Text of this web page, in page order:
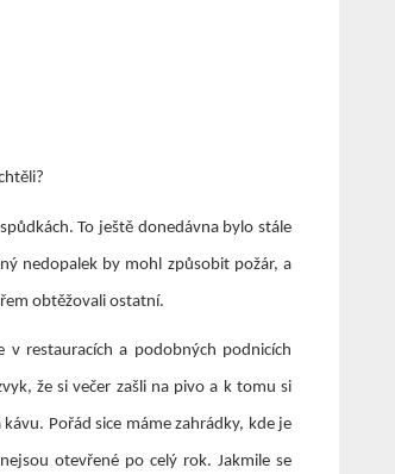
To ještě donedávna bylo stále
nedopalek by mohl způsobit požár, a
obtěžovali ostatní.
restauracích a podobných podnicích
že si večer zašli na pivo a k tomu si
kávu. Pořád sice máme zahrádky, kde je
otevřené po celý rok. Jakmile se